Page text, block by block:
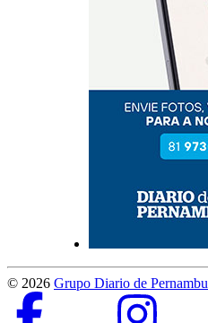
© 2026 Grupo Diario de